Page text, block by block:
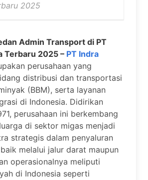
2025
Admin Transport di PT
Terbaru 2025 – PT Indra
perusahaan yang
distribusi dan transportasi
(BBM), serta layanan
di Indonesia. Didirikan
perusahaan ini berkembang
di sektor migas menjadi
strategis dalam penyaluran
melalui jalur darat maupun
operasionalnya meliputi
di Indonesia seperti